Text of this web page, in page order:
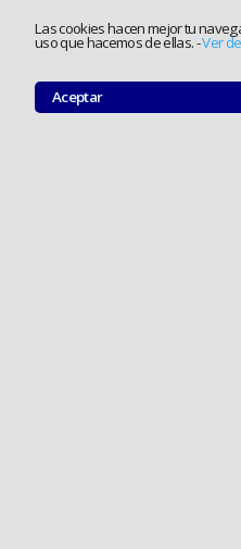
Las cookies hacen mejor tu
uso que hacemos de ellas.-Ver
Aceptar